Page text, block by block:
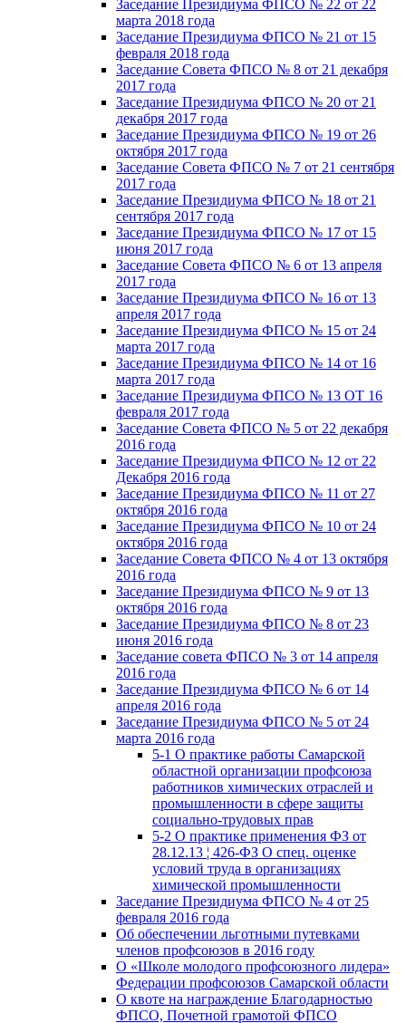
Заседание Президиума ФПСО № 22 от 22
марта 2018 года
Заседание Президиума ФПСО № 21 от 15
февраля 2018 года
Заседание Совета ФПСО № 8 от 21 декабря
2017 года
Заседание Президиума ФПСО № 20 от 21
декабря 2017 года
Заседание Президиума ФПСО № 19 от 26
октября 2017 года
Заседание Совета ФПСО № 7 от 21 сентября
2017 года
Заседание Президиума ФПСО № 18 от 21
сентября 2017 года
Заседание Президиума ФПСО № 17 от 15
июня 2017 года
Заседание Совета ФПСО № 6 от 13 апреля
2017 года
Заседание Президиума ФПСО № 16 от 13
апреля 2017 года
Заседание Президиума ФПСО № 15 от 24
марта 2017 года
Заседание Президиума ФПСО № 14 от 16
марта 2017 года
Заседание Президиума ФПСО № 13 ОТ 16
февраля 2017 года
Заседание Совета ФПСО № 5 от 22 декабря
2016 года
Заседание Президиума ФПСО № 12 от 22
Декабря 2016 года
Заседание Президиума ФПСО № 11 от 27
октября 2016 года
Заседание Президиума ФПСО № 10 от 24
октября 2016 года
Заседание Совета ФПСО № 4 от 13 октября
2016 года
Заседание Президиума ФПСО № 9 от 13
октября 2016 года
Заседание Президиума ФПСО № 8 от 23
июня 2016 года
Заседание совета ФПСО № 3 от 14 апреля
2016 года
Заседание Президиума ФПСО № 6 от 14
апреля 2016 года
Заседание Президиума ФПСО № 5 от 24
марта 2016 года
5-1 О практике работы Самарской
областной организации профсоюза
работников химических отраслей и
промышленности в сфере защиты
социально-трудовых прав
5-2 О практике применения ФЗ от
28.12.13 ¦ 426-ФЗ О спец. оценке
условий труда в организациях
химической промышленности
Заседание Президиума ФПСО № 4 от 25
февраля 2016 года
Об обеспечении льготными путевками
членов профсоюзов в 2016 году
О «Школе молодого профсоюзного лидера»
Федерации профсоюзов Самарской области
О квоте на награждение Благодарностью
ФПСО, Почетной грамотой ФПСО